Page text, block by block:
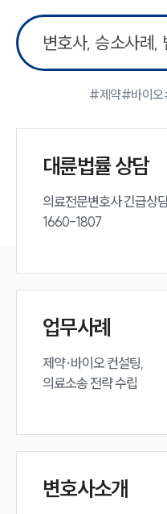
#제약#바이오
대륜법률 상담
의료전문변호사 긴급상
1660-1807
업무사례
제약·바이오 컨설팅,
의료소송 전략 수립
변호사소개